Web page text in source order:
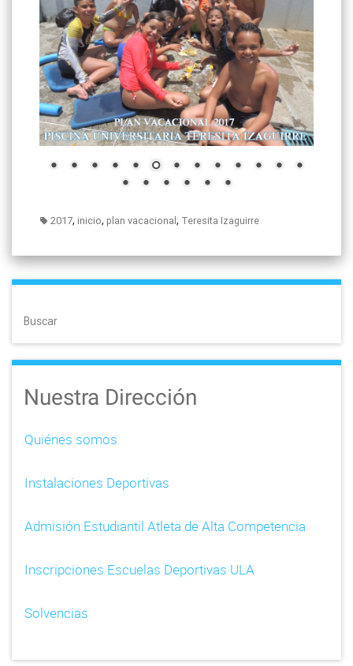
2017, inicio, plan vacacional, Teresita Izaguirre
Buscar
Nuestra Dirección
Quiénes somos
Instalaciones Deportivas
Admisión Estudiantil Atleta de Alta Competencia
Inscripciones Escuelas Deportivas ULA
Solvencias